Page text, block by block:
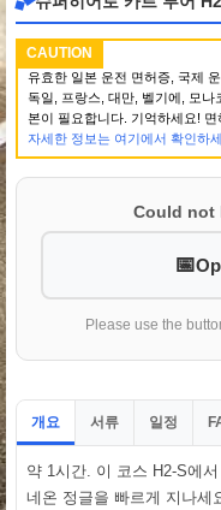
CAUTION
유효한 일본 운전 면허증, 국제
독일, 프랑스, 대만, 벨기에, 모
본이 필요합니다. 기억하세요!
자세한 정보는 여기에서 확인하
Could not
Please use the
개요 서류 일정
약 1시간. 이 코스 H2-S에
네온 정글을 빠르게 지나세